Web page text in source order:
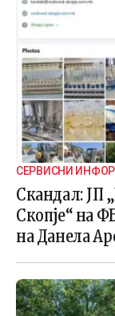
СЕРВИСНИ
ДАНЕЛА
Скандал: ЈП
Скопје“ на
на Данела